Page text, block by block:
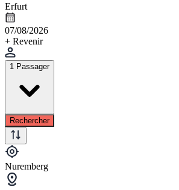
Erfurt
07/08/2026
+ Revenir
1 Passager
Rechercher
Nuremberg